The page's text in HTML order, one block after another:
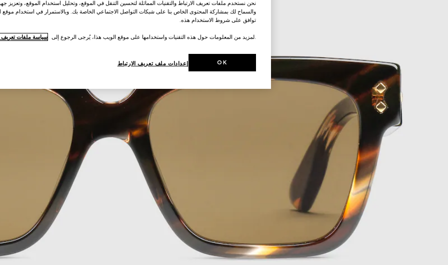
نحن نستخدم ملفات تعريف الارتباط والتقنيات المماثلة لتحسين التنقل في الموقع، وتحليل استخدام الموقع، وتعزيز
والسماح لك بمشاركة المحتوى الخاص بنا على شبكات التواصل الاجتماعي الخاصة بك. وبالاستمرار في استخدام موقع
توافق على شروط الاستخدام هذه.
.لمزيد من المعلومات حول هذه التقنيات واستخدامها على موقع الويب هذا، يُرجى الرجوع إلى سياسة ملفات تعريف
إعدادات ملف تعريف الارتباط OK